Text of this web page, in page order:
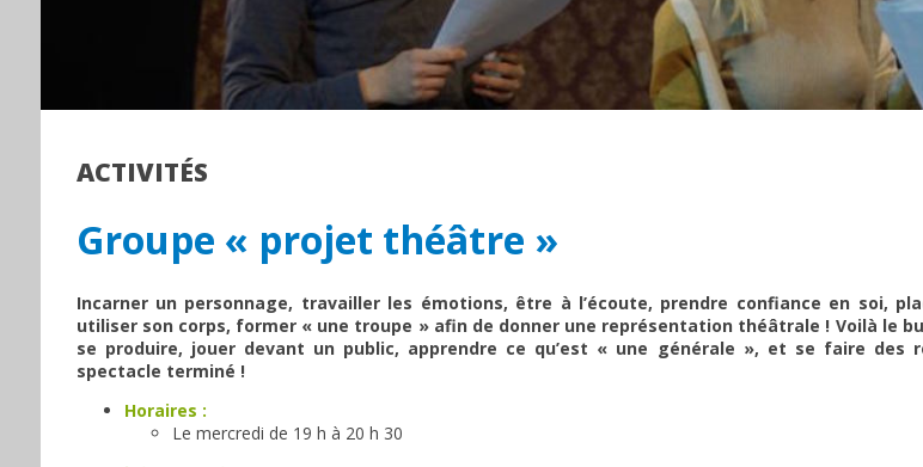
ACTIVITÉS
Groupe « projet théâtre »
Incarner un personnage, travailler les émotions, être à l’écoute, prendre confiance en soi,
utiliser son corps, former « une troupe » afin de donner une représentation théâtrale ! Voilà le
se produire, jouer devant un public, apprendre ce qu’est « une générale », et se faire des
spectacle terminé !
Horaires :
Le mercredi de 19 h à 20 h 30